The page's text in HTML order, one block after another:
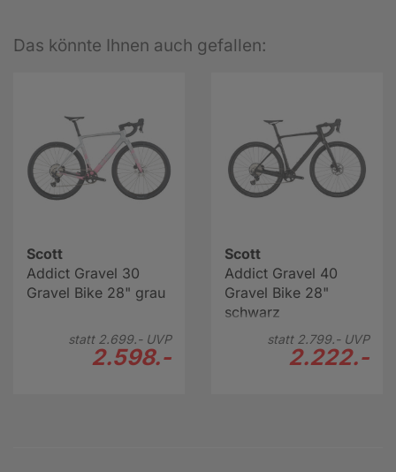
Das könnte Ihnen auch gefallen:
Scott
Addict Gravel 30
Gravel Bike 28" grau
statt 2.699.-UVP
2.598.-
Scott
Addict Gravel 40
Gravel Bike 28"
schwarz
statt 2.799.-UVP
2.222.-